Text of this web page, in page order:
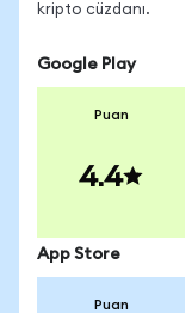
kripto cüzdanı.
Google Play
Puan
4.4
App Store
Puan